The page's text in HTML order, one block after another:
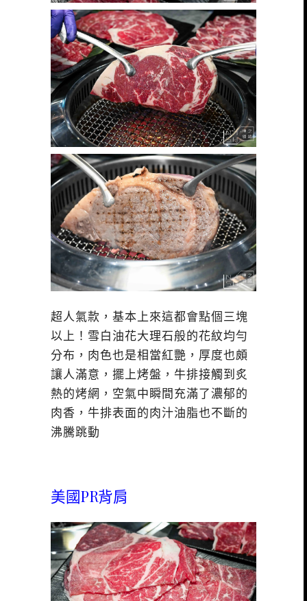
超人氣款，基本上來這都會點個三塊
以上！雪白油花大理石般的花紋均勻
分布，肉色也是相當紅艷，厚度也頗
讓人滿意，擺上烤盤，牛排接觸到炙
熱的烤網，空氣中瞬間充滿了濃郁的
肉香，牛排表面的肉汁油脂也不斷的
沸騰跳動
美國PR背肩